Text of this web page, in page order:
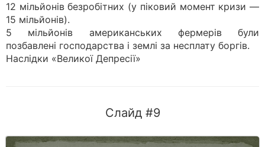
12 мільйонів безробітних (у піковий момент кризи —
15 мільйонів).
5 мільйонів американських фермерів були
позбавлені господарства і землі за несплату боргів.
Наслідки «Великої Депресії»
Слайд #9